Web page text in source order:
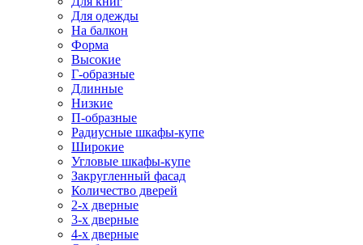
Для одежды
На балкон
Форма
Высокие
Г-образные
Длинные
Низкие
П-образные
Радиусные шкафы-купе
Широкие
Угловые шкафы-купе
Закругленный фасад
Количество дверей
2-х дверные
3-х дверные
4-х дверные